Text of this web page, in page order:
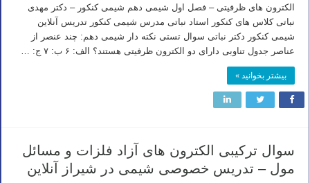
الکترون های ظرفیتی – فصل اول شیمی دهم شیمی کنکور – دکتر مهدی
نباتی کلاس های کنکور استاد نباتی مدرس شیمی کنکور تدریس آنلاین
شیمی کنکور دکتر نباتی سوال تستی نکته دار شیمی دهم: چند عنصر از
عناصر جدول تناوبی دارای دو الکترون ظرفیتی هستند؟ الف: ۶ ب: ۷ ج: …
بیشتر بخوانید »
سوال ترکیبی الکترون های آزاد فلزات و مسائل
مول – تدریس خصوصی شیمی در شیراز آنلاین